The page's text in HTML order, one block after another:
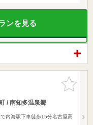
ンを見る
お気に入
りに追加
/ 南知多温泉郷
内海駅下車徒歩15分名古屋高